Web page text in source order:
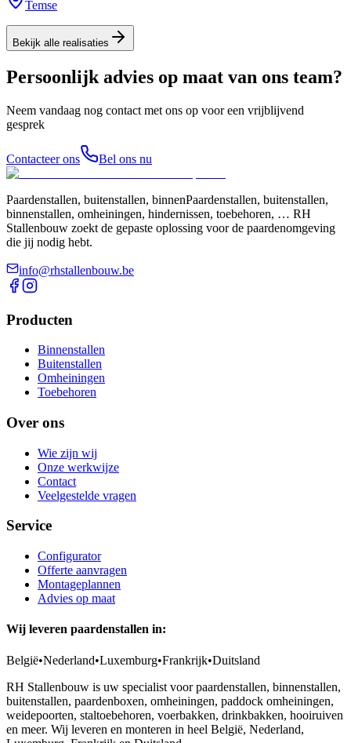
Temse
Bekijk alle realisaties
Persoonlijk advies op maat van ons team?
Neem vandaag nog contact met ons op voor een vrijblijvend
gesprek
Contacteer ons Bel ons nu
Paardenstallen, buitenstallen, binnenPaardenstallen, buitenstallen,
binnenstallen, omheiningen, hindernissen, toebehoren, … RH
Stallenbouw zoekt de gepaste oplossing voor de paardenomgeving
die jij nodig hebt.
info@rhstallenbouw.be
Producten
Binnenstallen
Buitenstallen
Omheiningen
Toebehoren
Over ons
Wie zijn wij
Onze werkwijze
Contact
Veelgestelde vragen
Service
Configurator
Offerte aanvragen
Montageplannen
Advies op maat
Wij leveren paardenstallen in:
België•Nederland•Luxemburg•Frankrijk•Duitsland
RH Stallenbouw is uw specialist voor paardenstallen, binnenstallen,
buitenstallen, paardenboxen, omheiningen, paddock omheiningen,
weidepoorten, staltoebehoren, voerbakken, drinkbakken, hooiruiven
en meer. Wij leveren en monteren in heel België, Nederland,